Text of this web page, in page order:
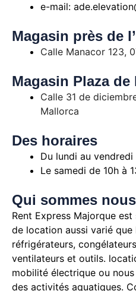
e-mail:
Magasin près de
Calle Manacor 123,
Magasin Plaza de
Calle 31 de
Mallorca
Des horaires
Du lundi au
Le samedi de 10h à
Qui sommes nous
Rent Express Majorque
de location aussi varié
réfrigérateurs,
ventilateurs et outils.
mobilité électrique ou
des activités aquatiques.